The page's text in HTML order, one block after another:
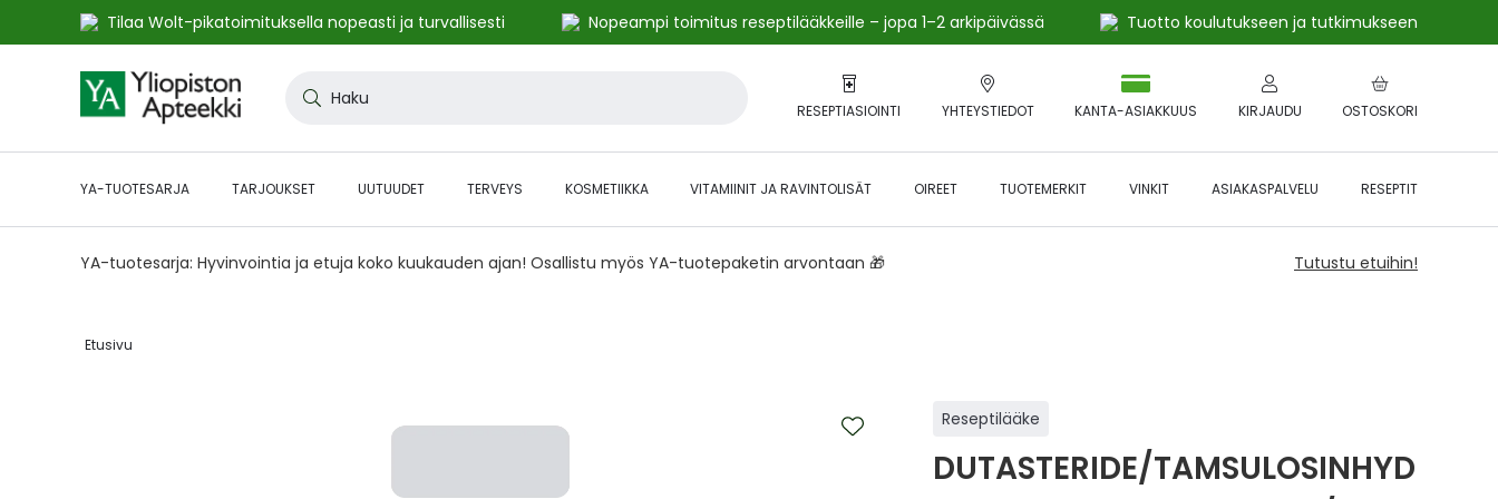
Tilaa Wolt-pikatoimituksella nopeasti ja turvallisesti Nopeampi toimitus reseptilääkkeille – jopa 1–2 arkipäivässä
Tuotto koulutukseen ja tutkimukseen
to
Content
RESEPTIASIOINTI YHTEYSTIEDOT OSTOSKORI
KANTA-ASIAKKUUS KIRJAUDU
YA-TUOTESARJA TARJOUKSET UUTUUDET TERVEYS KOSMETIIKKA VITAMIINIT JA RAVINTOLISÄT OIREET TUOTEMERKIT VINKIT ASIAKASPALVELU RESEPTIT
YA-tuotesarja: Hyvinvointia ja etuja koko kuukauden ajan! Osallistu myös YA-tuotepaketin arvontaan 🎁 Tutustu etuihin!
Etusivu‎
Reseptilääke
DUTASTERIDE/TAMSULOSINHYD